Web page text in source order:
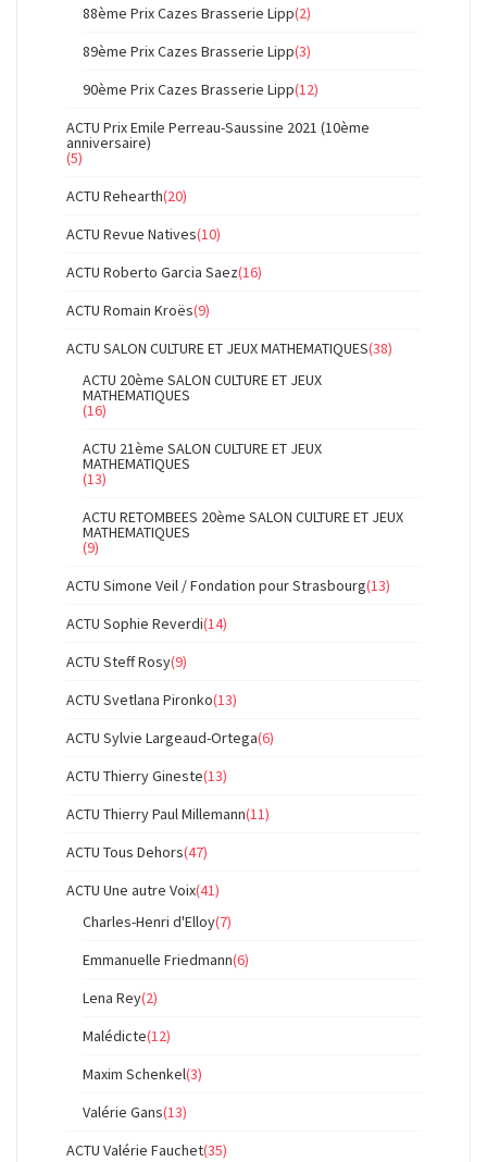
88ème Prix Cazes Brasserie Lipp(2)
89ème Prix Cazes Brasserie Lipp(3)
90ème Prix Cazes Brasserie Lipp(12)
ACTU Prix Emile Perreau-Saussine 2021 (10ème
anniversaire)
(5)
ACTU Rehearth(20)
ACTU Revue Natives(10)
ACTU Roberto Garcia Saez(16)
ACTU Romain Kroës(9)
ACTU SALON CULTURE ET JEUX MATHEMATIQUES(38)
ACTU 20ème SALON CULTURE ET JEUX
MATHEMATIQUES
(16)
ACTU 21ème SALON CULTURE ET JEUX
MATHEMATIQUES
(13)
ACTU RETOMBEES 20ème SALON CULTURE ET JEUX
MATHEMATIQUES
(9)
ACTU Simone Veil / Fondation pour Strasbourg(13)
ACTU Sophie Reverdi(14)
ACTU Steff Rosy(9)
ACTU Svetlana Pironko(13)
ACTU Sylvie Largeaud-Ortega(6)
ACTU Thierry Gineste(13)
ACTU Thierry Paul Millemann(11)
ACTU Tous Dehors(47)
ACTU Une autre Voix(41)
Charles-Henri d'Elloy(7)
Emmanuelle Friedmann(6)
Lena Rey(2)
Malédicte(12)
Maxim Schenkel(3)
Valérie Gans(13)
ACTU Valérie Fauchet(35)